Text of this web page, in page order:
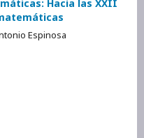
Hacia las XXII
Espinosa